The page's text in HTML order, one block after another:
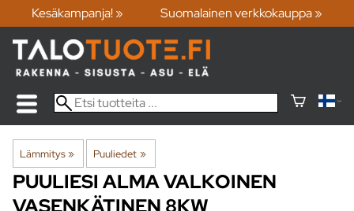
Kesäkampanja! » Suomalainen verkkokauppa »
Lämmitys‪» Puuliedet ‪»
PUULIESI ALMA VALKOINEN
VASENKÄTINEN 8KW